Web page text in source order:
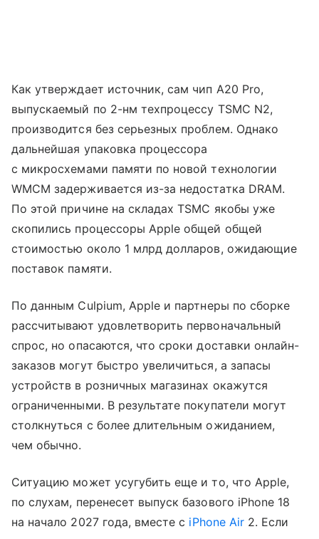
Как утверждает источник, сам чип A20 Pro,
выпускаемый по 2-нм техпроцессу TSMC N2,
производится без серьезных проблем. Однако
дальнейшая упаковка процессора
с микросхемами памяти по новой технологии
WMCM задерживается из-за недостатка DRAM.
По этой причине на складах TSMC якобы уже
скопились процессоры Apple общей общей
стоимостью около 1 млрд долларов, ожидающие
поставок памяти.
По данным Culpium, Apple и партнеры по сборке
рассчитывают удовлетворить первоначальный
спрос, но опасаются, что сроки доставки онлайн-
заказов могут быстро увеличиться, а запасы
устройств в розничных магазинах окажутся
ограниченными. В результате покупатели могут
столкнуться с более длительным ожиданием,
чем обычно.
Ситуацию может усугубить еще и то, что Apple,
по слухам, перенесет выпуск базового iPhone 18
на начало 2027 года, вместе с iPhone Air2. Если